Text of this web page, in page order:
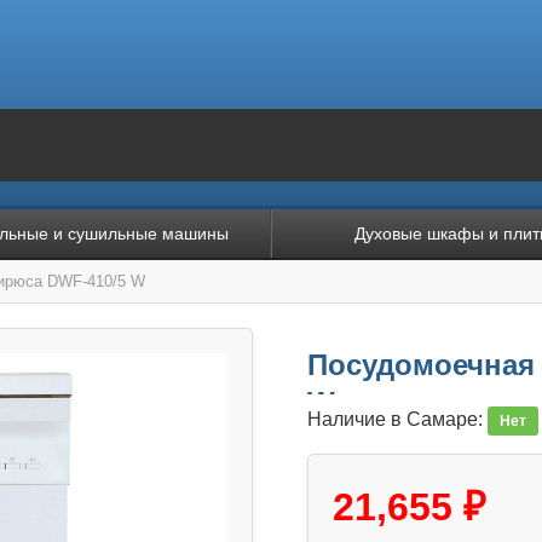
и сушильные машины Духовые шкафы и
DWF-410/5 W
W
Наличие в Самаре: Нет
21,655 ₽